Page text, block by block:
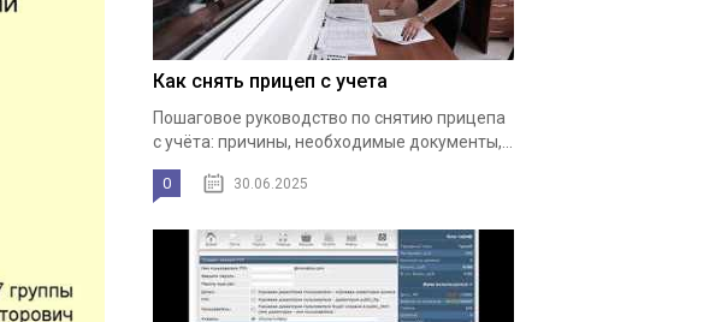
Как снять прицеп с учета
Пошаговое руководство по снятию прицепа
с учёта: причины, необходимые документы,...
0 30.06.2025